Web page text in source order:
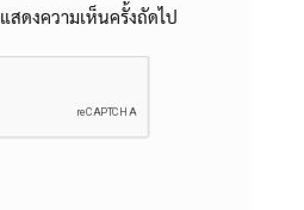
สดงความเห็นครั้งถัดไป